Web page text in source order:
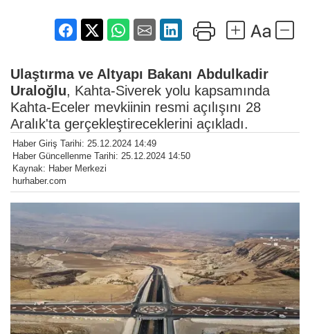
Ulaştırma ve Altyapı Bakanı Abdulkadir
Uraloğlu, Kahta-Siverek yolu kapsamında
Kahta-Eceler mevkiinin resmi açılışını 28
Aralık'ta gerçekleştireceklerini açıkladı.
Haber Giriş Tarihi: 25.12.2024 14:49
Haber Güncellenme Tarihi: 25.12.2024 14:50
Kaynak: Haber Merkezi
hurhaber.com